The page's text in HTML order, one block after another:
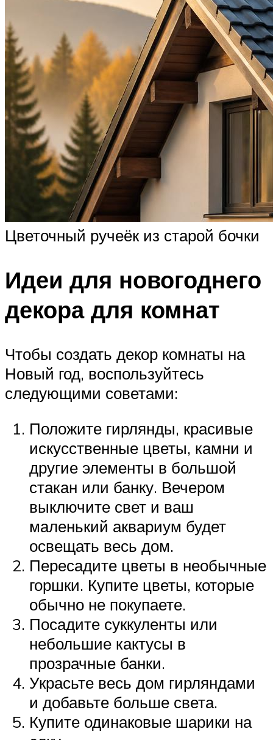
Цветочный ручеёк из старой бочки
Идеи для новогоднего
декора для комнат
Чтобы создать декор комнаты на
Новый год, воспользуйтесь
следующими советами:
Положите гирлянды, красивые
искусственные цветы, камни и
другие элементы в большой
стакан или банку. Вечером
выключите свет и ваш
маленький аквариум будет
освещать весь дом.
Пересадите цветы в необычные
горшки. Купите цветы, которые
обычно не покупаете.
Посадите суккуленты или
небольшие кактусы в
прозрачные банки.
Украсьте весь дом гирляндами
и добавьте больше света.
Купите одинаковые шарики на